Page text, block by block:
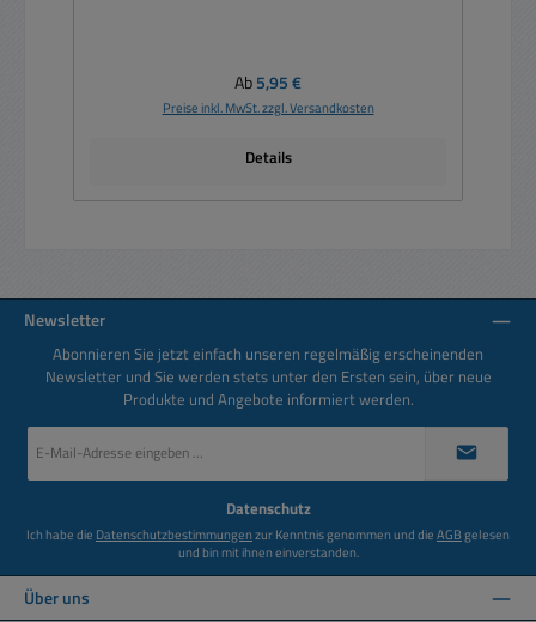
Regulärer Preis:
Ab5,95 €
Preise inkl. MwSt. zzgl. Versandkosten
Details
Newsletter
Abonnieren Sie jetzt einfach unseren regelmäßig erscheinenden
Newsletter und Sie werden stets unter den Ersten sein, über neue
Produkte und Angebote informiert werden.
Mail-
Datenschutz
Ich habe die Datenschutzbestimmungenzur Kenntnis genommen und dieAGBgelesen
und bin mit ihnen einverstanden.
Über uns